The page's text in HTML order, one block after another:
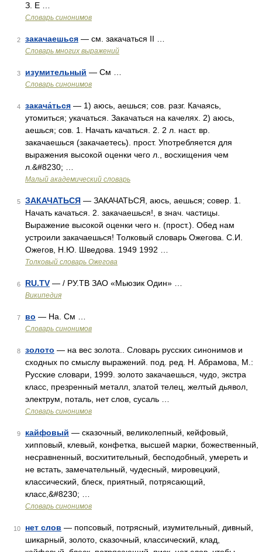
З. Е …
Словарь синонимов
2 закачаешься — см. закачаться II …
Словарь многих выражений
3 изумительный — См …
Словарь синонимов
4 закача́ться — 1) аюсь, аешься; сов. разг. Качаясь,
утомиться; укачаться. Закачаться на качелях. 2) аюсь,
аешься; сов. 1. Начать качаться. 2. 2 л. наст. вр.
закачаешься (закачаетесь). прост. Употребляется для
выражения высокой оценки чего л., восхищения чем
л.&#8230; …
Малый академический словарь
5 ЗАКАЧАТЬСЯ — ЗАКАЧАТЬСЯ, аюсь, аешься; совер. 1.
Начать качаться. 2. закачаешься!, в знач. частицы.
Выражение высокой оценки чего н. (прост.). Обед нам
устроили закачаешься! Толковый словарь Ожегова. С.И.
Ожегов, Н.Ю. Шведова. 1949 1992 …
Толковый словарь Ожегова
6 RU.TV — / РУ.ТВ ЗАО «Мьюзик Один» …
Википедия
7 во — На. См …
Словарь синонимов
8 золото — на вес золота.. Словарь русских синонимов и
сходных по смыслу выражений. под. ред. Н. Абрамова, М.:
Русские словари, 1999. золото закачаешься, чудо, экстра
класс, презренный металл, златой телец, желтый дьявол,
электрум, поталь, нет слов, сусаль …
Словарь синонимов
9 кайфовый — сказочный, великолепный, кейфовый,
хипповый, клевый, конфетка, высшей марки, божественный,
несравненный, восхитительный, бесподобный, умереть и
не встать, замечательный, чудесный, мировецкий,
классический, блеск, приятный, потрясающий,
класс,&#8230; …
Словарь синонимов
10 нет слов — попсовый, потрясный, изумительный, дивный,
шикарный, золото, сказочный, классический, клад,